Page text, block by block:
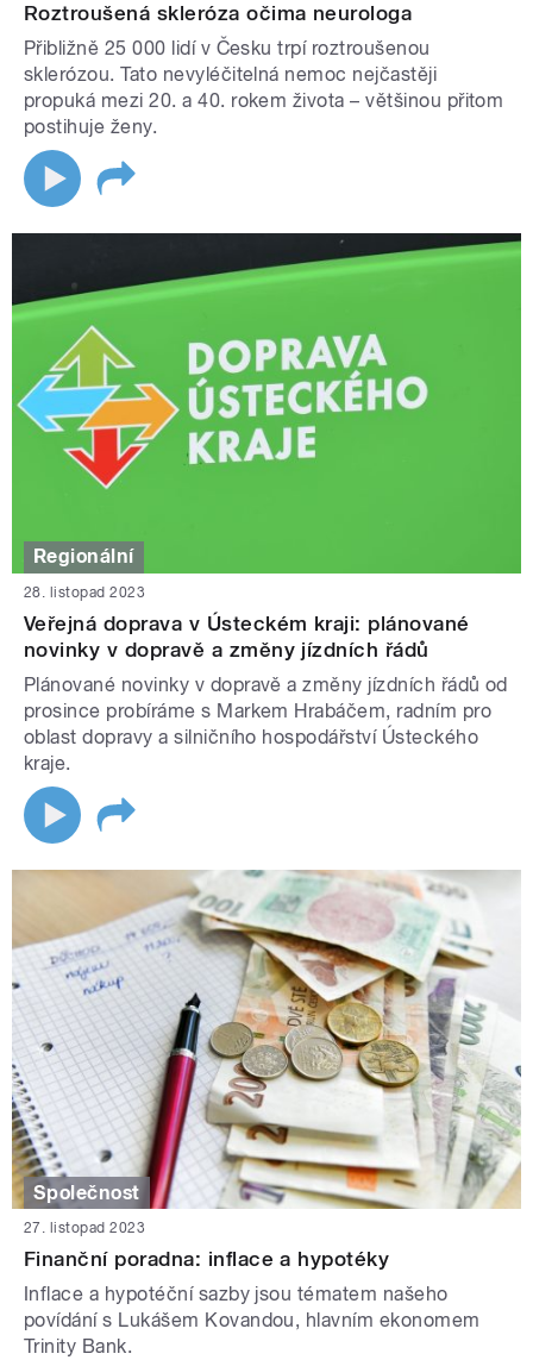
Roztroušená skleróza očima neurologa
Přibližně 25 000 lidí v Česku trpí roztroušenou
sklerózou. Tato nevyléčitelná nemoc nejčastěji
propuká mezi 20. a 40. rokem života – většinou přitom
postihuje ženy.
Regionální
28. listopad 2023
Veřejná doprava v Ústeckém kraji: plánované
novinky v dopravě a změny jízdních řádů
Plánované novinky v dopravě a změny jízdních řádů od
prosince probíráme s Markem Hrabáčem, radním pro
oblast dopravy a silničního hospodářství Ústeckého
kraje.
Společnost
27. listopad 2023
Finanční poradna: inflace a hypotéky
Inflace a hypotéční sazby jsou tématem našeho
povídání s Lukášem Kovandou, hlavním ekonomem
Trinity Bank.